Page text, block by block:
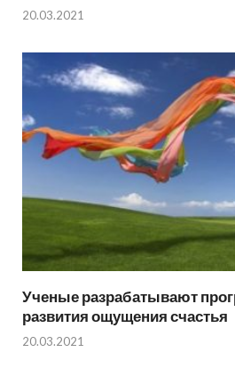
20.03.2021
Ученые разрабатывают
развития ощущения счастья
20.03.2021